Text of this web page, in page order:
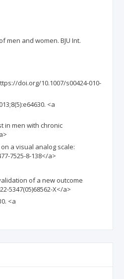
men and women. BJU Int.
doi.org/10.1007/s00424-010-
<a
in men with chronic
a visual analog scale:
7525-8-138</a>
of a new outcome
5347(05)68562-X</a>
<a